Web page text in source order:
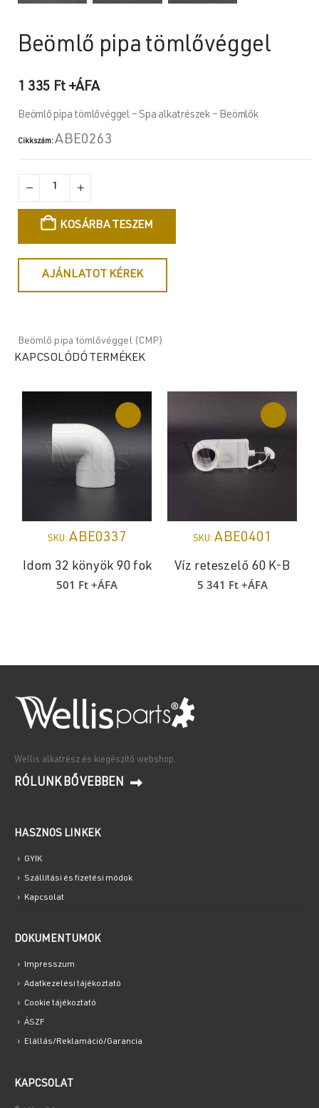
Beömlő pipa tömlővéggel
1 335 Ft+ÁFA
Beömlő pipa tömlővéggel – Spa alkatrészek – Beömlők
Cikkszám:ABE0263
KOSÁRBA TESZEM
AJÁNLATOT KÉREK
Beömlő pipa tömlővéggel (CMP)
KAPCSOLÓDÓ TERMÉKEK
SKU: ABE0337
Idom 32 könyök 90 fok
501 Ft +ÁFA
SKU: ABE0401
Víz reteszelő 60 K-B
5 341 Ft+ÁFA
Wellis alkatrész és kiegészítő webshop.
RÓLUNK BŐVEBBEN
HASZNOS LINKEK
GYIK
Szállítási és fizetési módok
Kapcsolat
DOKUMENTUMOK
Impresszum
Adatkezelési tájékoztató
Cookie tájékoztató
ÁSZF
Elállás/Reklamáció/Garancia
KAPCSOLAT